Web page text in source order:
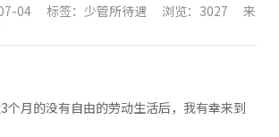
04 标签：少管所待遇 浏览：3027
来
个月的没有自由的劳动生活后，我有幸来到